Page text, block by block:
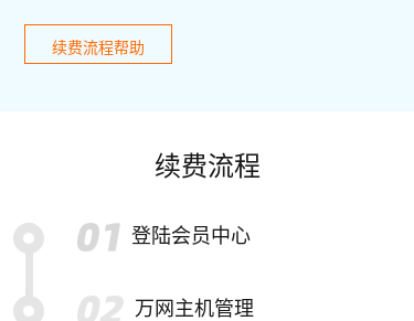
续费流程帮助
续费流程
登陆会员中心
万网主机管理